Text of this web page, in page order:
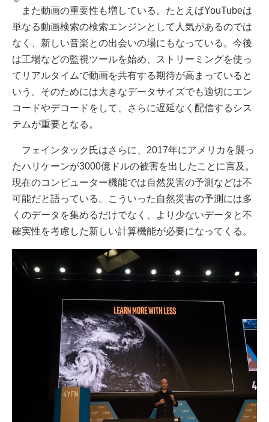
また動画の重要性も増している。たとえばYouTubeは
単なる動画検索の検索エンジンとして人気があるのでは
なく、新しい音楽との出会いの場にもなっている。今後
は工場などの監視ツールを始め、ストリーミングを使っ
てリアルタイムで動画を共有する期待が高まっていると
いう。そのためには大きなデータサイズでも適切にエン
コードやデコードをして、さらに遅延なく配信するシス
テムが重要となる。
フェインタック氏はさらに、2017年にアメリカを襲っ
たハリケーンが3000億ドルの被害を出したことに言及。
現在のコンピューター機能では自然災害の予測などは不
可能だと語っている。こういった自然災害の予測には多
くのデータを集めるだけでなく、より少ないデータと不
確実性を考慮した新しい計算機能が必要になってくる。